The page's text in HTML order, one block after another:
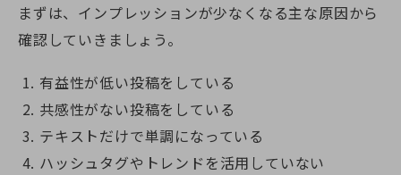
まずは、インプレッションが少なくなる主な原因から
確認していきましょう。
有益性が低い投稿をしている
共感性がない投稿をしている
テキストだけで単調になっている
ハッシュタグやトレンドを活用していない